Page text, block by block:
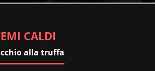
CALDI
alla truffa